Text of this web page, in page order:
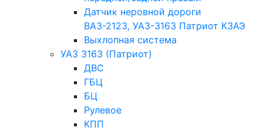
Датчик неровной дороги
ВАЗ-2123, УАЗ-3163 Патриот КЗАЭ
Выхлопная система
УАЗ 3163 (Патриот)
ДВС
ГБЦ
БЦ
Рулевое
КПП